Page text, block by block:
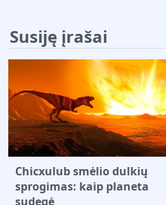
Susiję įrašai
Chicxulub smėlio dulkių
sprogimas: kaip planeta
sudegė